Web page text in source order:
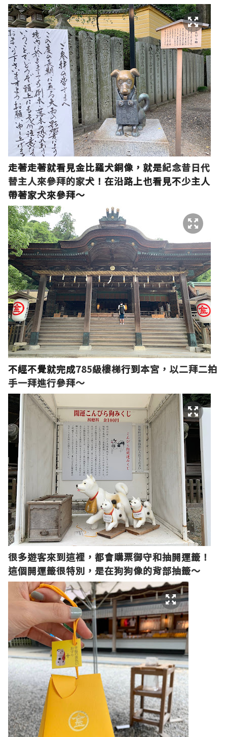
走著走著就看見金比羅犬銅像，就是紀念昔日代
替主人來參拜的家犬！在沿路上也看見不少主人
帶著家犬來參拜～
不經不覺就完成785級樓梯行到本宮，以二拜二拍
手一拜進行參拜～
很多遊客來到這裡，都會購票御守和抽開運籤！
這個開運籤很特別，是在狗狗像的背部抽籤～